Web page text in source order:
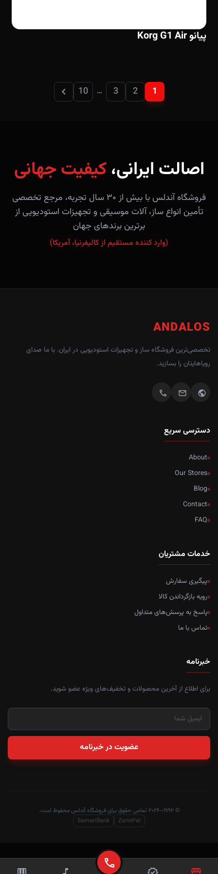
پیانو Korg G1 Air
1
2
3
…
10
chevron_left
اصالت ایرانی،کیفیت جهانی
فروشگاه آندلس با بیش از ۳۰ سال تجربه، مرجع تخصصی
تأمین انواع ساز، آلات موسیقی و تجهیزات استودیویی از
برترین برندهای جهان
(وارد کننده مستقیم از کالیفرنیا، آمریکا)
ANDALOS
تخصصی‌ترین فروشگاه ساز و تجهیزات استودیویی در ایران. با ما صدای
رویاهایتان را بسازید.
public
mail
call
دسترسی سریع
About
Our Stores
Blog
Contact
FAQ
خدمات مشتریان
پیگیری سفارش
رویه بازگرداندن کالا
پاسخ به پرسش‌های متداول
تماس با ما
خبرنامه
برای اطلاع از آخرین محصولات و تخفیف‌های ویژه عضو شوید.
عضویت در خبرنامه
© ۱۹۹۲–۲۰۲۶ تمامی حقوق برای فروشگاه آندلس محفوظ است.
ZarinPal
SamanBank
call